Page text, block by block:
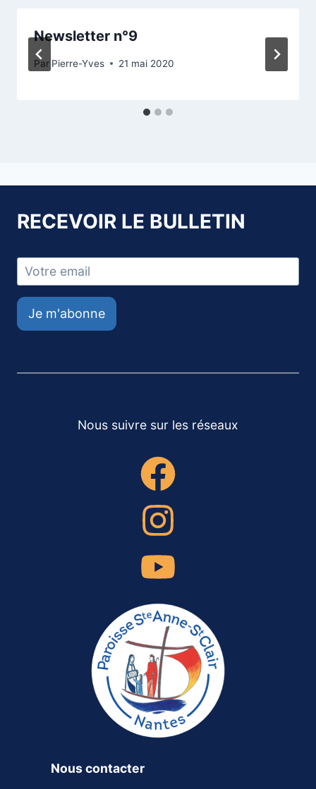
Newsletter n°9
Par Pierre-Yves 21 mai 2020
RECEVOIR LE BULLETIN
Je m'abonne
Nous suivre sur les réseaux
Nous contacter